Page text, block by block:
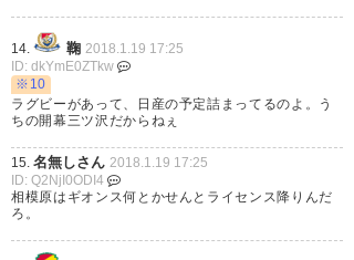
西ケ谷どのーーー！！！ てか能
活さんがいて成岡さんがいて西
ケ谷どのって気になる存在に一
気になるよね！！
14. 鞠 2018.1.19 17:25
ID: dkYmE0ZTkw
※10
ラグビーがあって、日産の予定詰まってるのよ。う
ちの開幕三ツ沢だからねぇ
15. 名無しさん 2018.1.19 17:25
ID: Q2NjI0ODI4
相模原はギオンス何とかせんとライセンス降りんだ
ろ。